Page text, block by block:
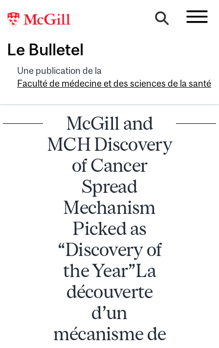
Le Bulletel
Une publication de la
Faculté de médecine et des sciences de la santé
McGill and
MCH Discovery
of Cancer
Spread
Mechanism
Picked as
“Discovery of
the Year”La
découverte
d’un
mécanisme de